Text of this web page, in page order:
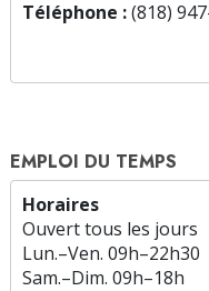
Téléphone :(818)
EMPLOI DU TEMPS
Horaires
Ouvert tous les jours
Lun.–Ven. 09h–22h30
Sam.–Dim. 09h–18h